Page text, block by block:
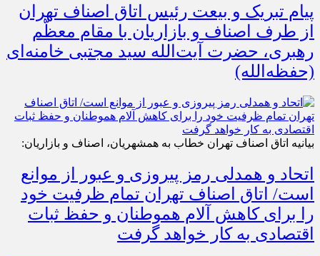
پیام تبریک و بیعت رئیس اتاق اصناف تهران
از طرف اصناف و بازاریان با مقام معظّم
رهبری، حضرت آیت‌الله سید مجتبی خامنه‌ای
(حفظه‌الله)
بیانیه اتاق اصناف تهران خطاب به همشهریان، اصناف و بازاریان:
اتحاد و همدلی رمز پیروزی و عبور از موانع
است/ اتاق اصناف تهران تمام ظرفیت خود
را برای کاهش آلام هموطنان و حفظ ثبات
اقتصادی به کار خواهد گرفت